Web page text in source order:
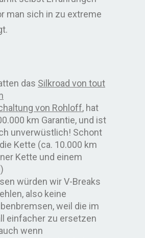
man sich in zu extreme
das Silkroad von tout
von Rohloff, hat
km Garantie, und ist
unverwüstlich! Schont
Kette (ca. 10.000 km
Kette und einem
würden wir V-Breaks
also keine
weil die im
einfacher zu ersetzen
wenn